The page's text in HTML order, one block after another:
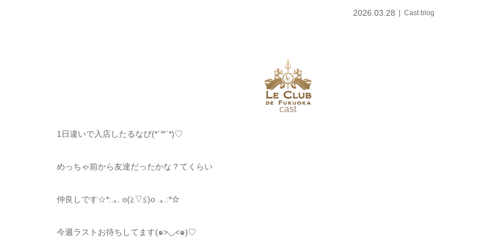
2026.03.28 Cast blog
cast
1日違いで入店したるなぴ(*´꒳`*)♡
めっちゃ前から友達だったかな？てくらい
仲良しです☆*:.｡. o(≧▽≦)o .｡.:*☆
今週ラストお待ちしてます(๑>◡<๑)♡